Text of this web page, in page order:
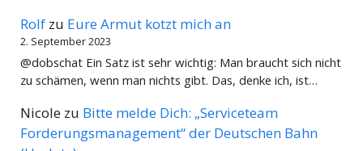
Rolf zu Eure Armut kotzt mich an
2. September 2023
@dobschat Ein Satz ist sehr wichtig: Man braucht sich nicht
zu schämen, wenn man nichts gibt. Das, denke ich, ist…
Nicole zu Bitte melde Dich: „Serviceteam
Forderungsmanagement“ der Deutschen Bahn